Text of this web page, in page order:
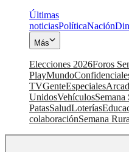
Últimas
noticiasPolíticaNación
Más
Elecciones 2026Foros
PlayMundo
TVGenteEspeciales
UnidosVehículosSemana
PatasSaludLoterías
colaboraciónSemana